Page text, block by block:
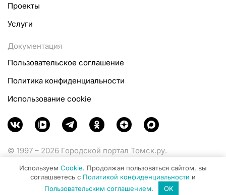
Проекты
Услуги
Документация
Пользовательское соглашение
Политика конфиденциальности
Использование cookie
© 1997 – 2026 Городской портал Томск.ру.
Министерства цифрового развития, связи и массовых
коммуникаций Российской Федерации.
Используем Cookie. Продолжая пользоваться сайтом, вы
соглашаетесь с Политикой конфиденциальности и
Пользовательским соглашением. OK